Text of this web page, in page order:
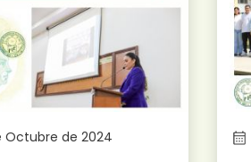
Octubre de 2024